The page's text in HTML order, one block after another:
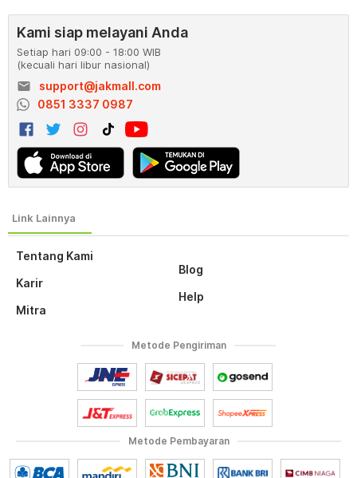
Tentang Kami
Karir
Mitra
Blog
Help
Kami siap melayani Anda
Setiap hari 09:00 - 18:00 WIB
(kecuali hari libur nasional)
email
support@jakmall.com
0851 3337 0987
Metode Pembayaran
Metode Pengiriman